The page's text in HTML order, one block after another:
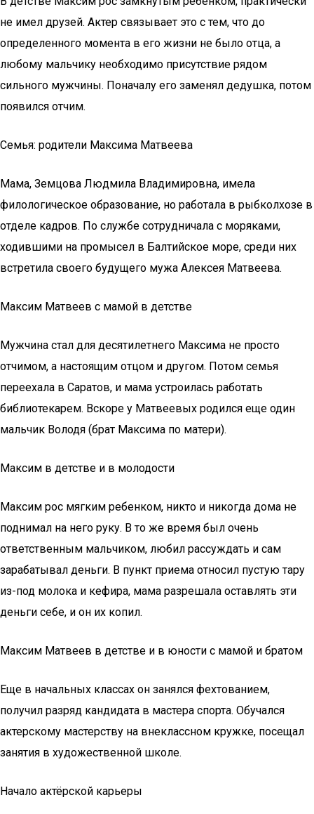
не имел друзей. Актер связывает это с тем, что до
определенного момента в его жизни не было отца, а
любому мальчику необходимо присутствие рядом
сильного мужчины. Поначалу его заменял дедушка, потом
появился отчим.
Семья: родители Максима Матвеева
Мама, Земцова Людмила Владимировна, имела
филологическое образование, но работала в рыбколхозе в
отделе кадров. По службе сотрудничала с моряками,
ходившими на промысел в Балтийское море, среди них
встретила своего будущего мужа Алексея Матвеева.
Максим Матвеев с мамой в детстве
Мужчина стал для десятилетнего Максима не просто
отчимом, а настоящим отцом и другом. Потом семья
переехала в Саратов, и мама устроилась работать
библиотекарем. Вскоре у Матвеевых родился еще один
мальчик Володя (брат Максима по матери).
Максим в детстве и в молодости
Максим рос мягким ребенком, никто и никогда дома не
поднимал на него руку. В то же время был очень
ответственным мальчиком, любил рассуждать и сам
зарабатывал деньги. В пункт приема относил пустую тару
из-под молока и кефира, мама разрешала оставлять эти
деньги себе, и он их копил.
Максим Матвеев в детстве и в юности с мамой и братом
Еще в начальных классах он занялся фехтованием,
получил разряд кандидата в мастера спорта. Обучался
актерскому мастерству на внеклассном кружке, посещал
занятия в художественной школе.
Начало актёрской карьеры